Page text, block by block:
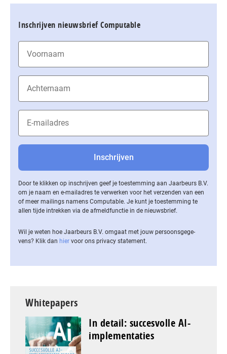
Inschrijven nieuwsbrief Computable
Door te klikken op inschrijven geef je toestemming aan Jaarbeurs B.V.
om je naam en e-mailadres te verwerken voor het verzenden van een
of meer mailings namens Computable. Je kunt je toestemming te
allen tijde intrekken via de af­meld­func­tie in de nieuwsbrief.
Wil je weten hoe Jaarbeurs B.V. omgaat met jouw per­soons­ge­ge­
vens? Klik dan hier voor ons privacy statement.
Whitepapers
In detail: succesvolle AI-
implementaties